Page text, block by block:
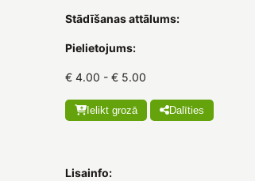
Stādīšanas attālums:
Pielietojums:
€ 4.00 - € 5.00
Ielikt grozā Dalīties
Lisainfo: